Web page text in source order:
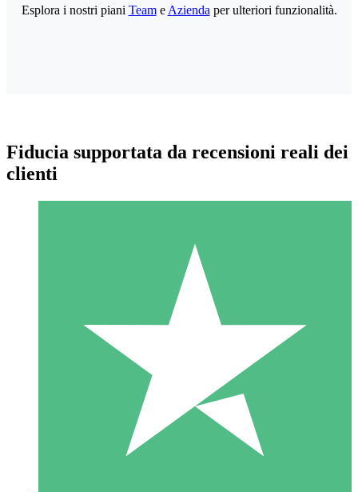
Pacchetti di Crediti Individuali
Paga a consumo con crediti di download. Nessun impegno
1 Download
10
Esplora i nostri piani Teame Azienda per ulteriori funzionalità.
Fiducia supportata da recensioni reali dei
clienti